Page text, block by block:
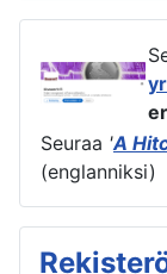
Seuraa 'A
(englanniksi)